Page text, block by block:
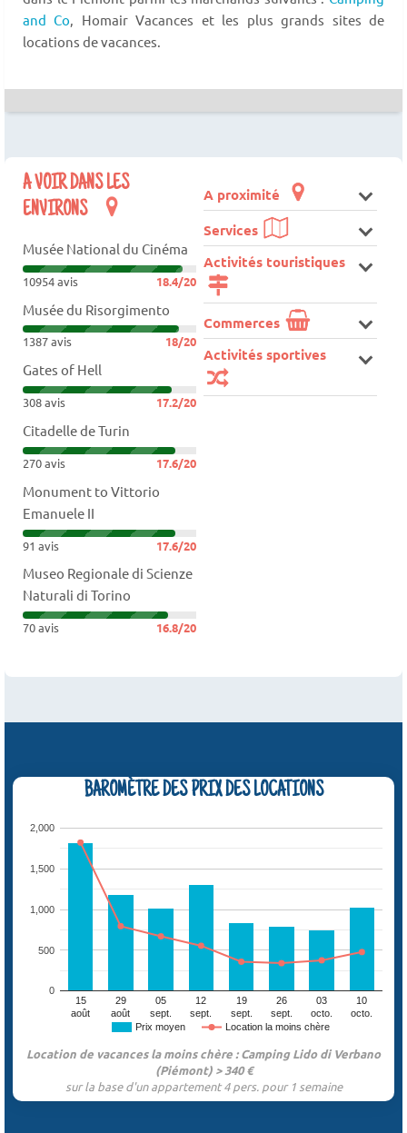
and Co , Homair Vacances et les plus grands sites de
locations de vacances.
A VOIR DANS LES
ENVIRONS
Musée National du Cinéma
10954 avis 18.4/20
Musée du Risorgimento
1387 avis 18/20
Gates of Hell
308 avis 17.2/20
Citadelle de Turin
270 avis 17.6/20
Monument to Vittorio
Emanuele II
91 avis 17.6/20
Museo Regionale di Scienze
Naturali di Torino
70 avis 16.8/20
A proximité
Services
Activités touristiques
Commerces
Activités sportives
BAROMÈTRE DES PRIX DES LOCATIONS
Prix moyen Location la moins chère
15
août
29
août
05
sept.
12
sept.
19
sept.
26
sept.
03
octo.
10
octo.
0
500
1,000
1,500
2,000
Location de vacances la moins chère : Camping Lido di Verbano
(Piémont) > 340 €
sur la base d'un appartement 4 pers. pour 1 semaine